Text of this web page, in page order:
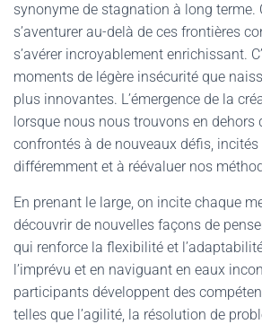
synonyme de stagnation à long terme.
s’aventurer au-delà de ces frontières
s’avérer incroyablement enrichissant.
moments de légère insécurité que
plus innovantes. L’émergence de la
lorsque nous nous trouvons en dehors
confrontés à de nouveaux défis,
différemment et à réévaluer nos
En prenant le large, on incite chaque
découvrir de nouvelles façons de
qui renforce la flexibilité et
l’imprévu et en naviguant en eaux
participants développent des
telles que l’agilité, la résolution de